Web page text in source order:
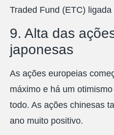
Traded Fund (ETC)
9. Alta das
japonesas
As ações europeias
máximo e há um
todo. As ações chinesas
ano muito positivo.